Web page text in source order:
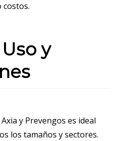
costos.
y
y Prevengos es ideal
los tamaños y sectores.